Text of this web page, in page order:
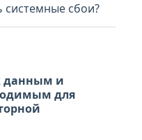
системные сбои?
данным и
для